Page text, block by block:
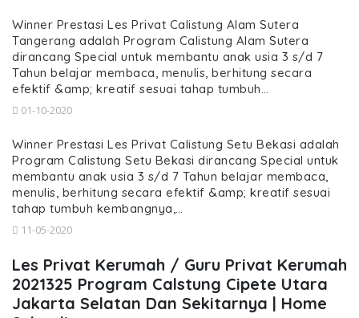
Winner Prestasi Les Privat Calistung Alam Sutera
Tangerang adalah Program Calistung Alam Sutera
dirancang Special untuk membantu anak usia 3 s/d 7
Tahun belajar membaca, menulis, berhitung secara
efektif &amp; kreatif sesuai tahap tumbuh…
01-10-2020
Winner Prestasi Les Privat Calistung Setu Bekasi adalah
Program Calistung Setu Bekasi dirancang Special untuk
membantu anak usia 3 s/d 7 Tahun belajar membaca,
menulis, berhitung secara efektif &amp; kreatif sesuai
tahap tumbuh kembangnya,…
11-05-2020
Les Privat Kerumah / Guru Privat Kerumah
2021325 Program Calstung Cipete Utara
Jakarta Selatan Dan Sekitarnya | Home